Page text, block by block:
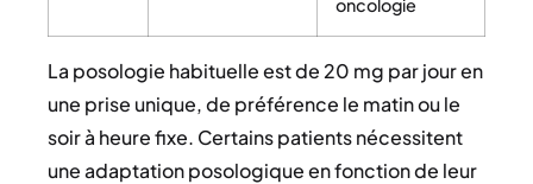
oncologie
La posologie habituelle est de 20 mg par jour en
une prise unique, de préférence le matin ou le
soir à heure fixe. Certains patients nécessitent
une adaptation posologique en fonction de leur